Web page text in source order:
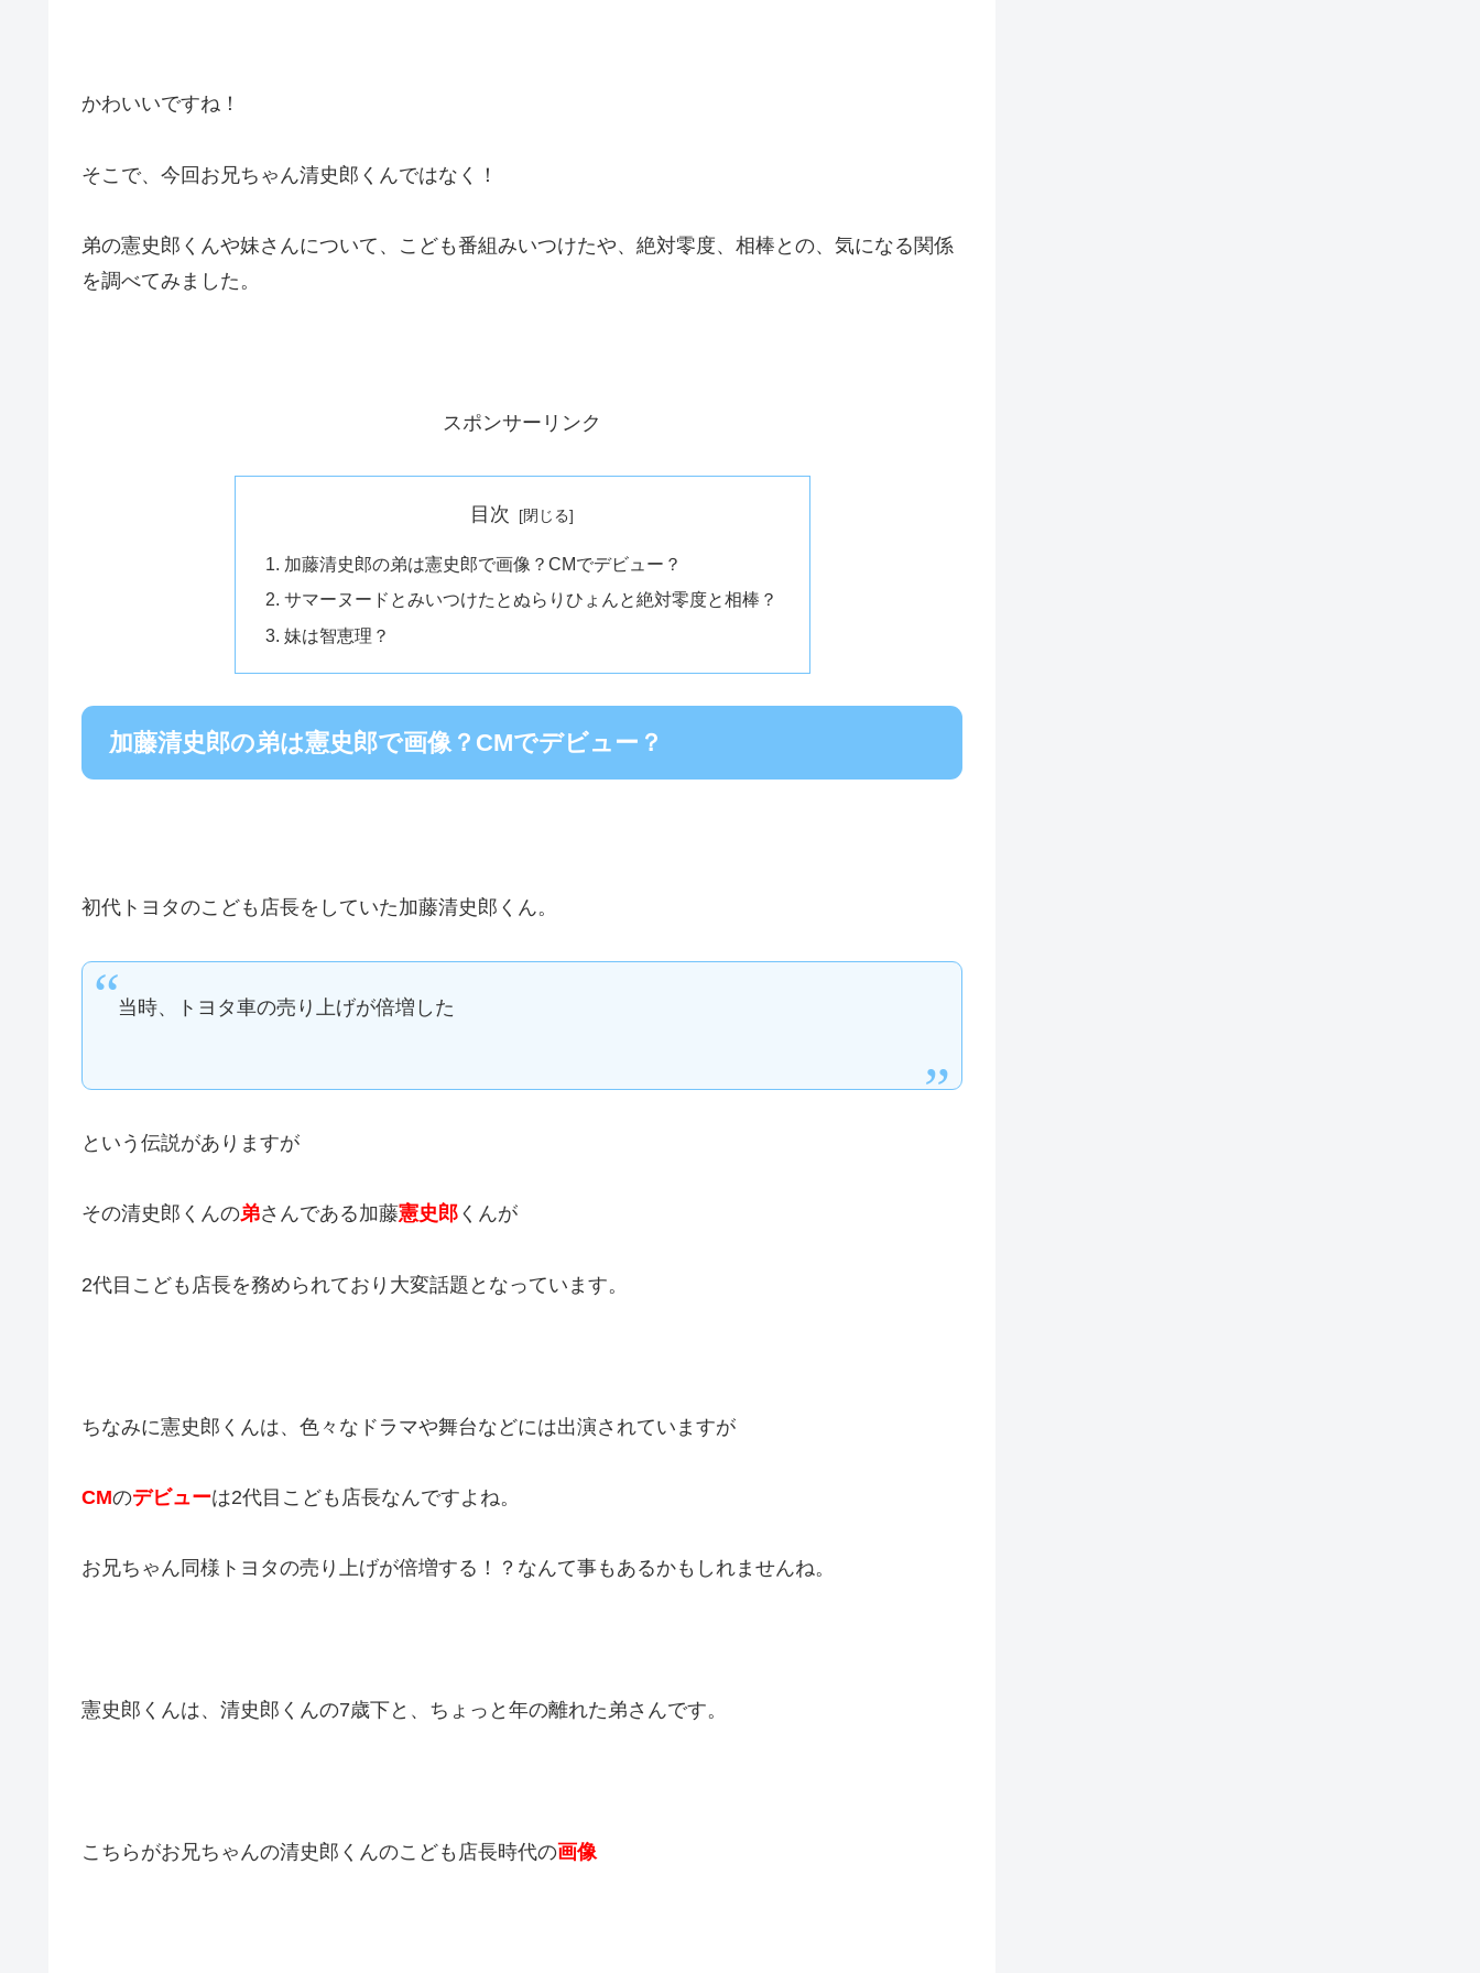
かわいいですね！
そこで、今回お兄ちゃん清史郎くんではなく！
弟の憲史郎くんや妹さんについて、こども番組みいつけたや、絶対零度、相棒との、気になる関係
を調べてみました。
スポンサーリンク
目次
加藤清史郎の弟は憲史郎で画像？CMでデビュー？
サマーヌードとみいつけたとぬらりひょんと絶対零度と相棒？
妹は智恵理？
加藤清史郎の弟は憲史郎で画像？CMでデビュー？
初代トヨタのこども店長をしていた加藤清史郎くん。
当時、トヨタ車の売り上げが倍増した
という伝説がありますが
その清史郎くんの弟さんである加藤憲史郎 くんが
2代目こども店長を務められており大変話題となっています。
ちなみに憲史郎くんは、色々なドラマや舞台などには出演されていますが
CMのデビューは2代目こども店長なんですよね。
お兄ちゃん同様トヨタの売り上げが倍増する！？なんて事もあるかもしれませんね。
憲史郎くんは、清史郎くんの7歳下と、ちょっと年の離れた弟さんです。
こちらがお兄ちゃんの清史郎くんのこども店長時代の画像